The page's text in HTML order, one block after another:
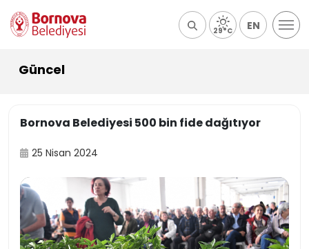
29°C EN
Güncel
Bornova Belediyesi 500 bin fide dağıtıyor
25 Nisan 2024